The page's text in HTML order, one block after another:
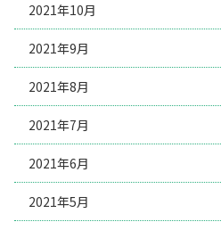
2021年10月
2021年9月
2021年8月
2021年7月
2021年6月
2021年5月